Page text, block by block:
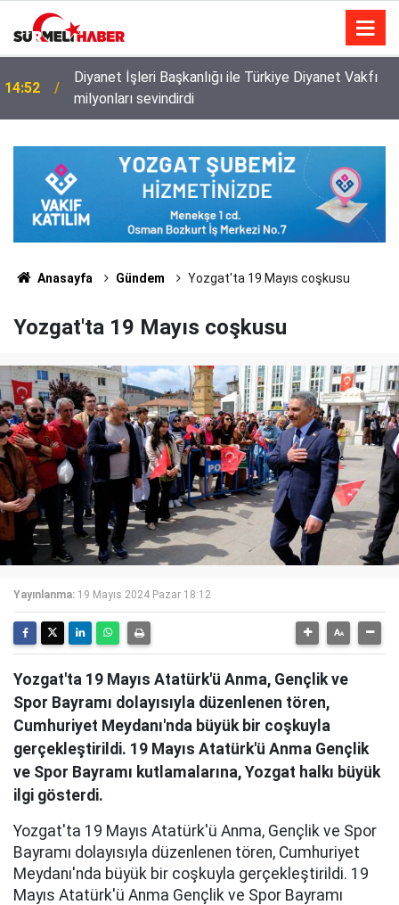
14:52
Diyanet İşleri Başkanlığı ile Türkiye Diyanet Vakfı
milyonları sevindirdi
Anasayfa Gündem Yozgat'ta 19 Mayıs coşkusu
Yozgat'ta 19 Mayıs coşkusu
Yayınlanma: 19 Mayıs 2024 Pazar 18:12
Yozgat'ta 19 Mayıs Atatürk'ü Anma, Gençlik ve
Spor Bayramı dolayısıyla düzenlenen tören,
Cumhuriyet Meydanı'nda büyük bir coşkuyla
gerçekleştirildi. 19 Mayıs Atatürk'ü Anma Gençlik
ve Spor Bayramı kutlamalarına, Yozgat halkı büyük
ilgi gösterdi.
Yozgat'ta 19 Mayıs Atatürk'ü Anma, Gençlik ve Spor
Bayramı dolayısıyla düzenlenen tören, Cumhuriyet
Meydanı'nda büyük bir coşkuyla gerçekleştirildi. 19
Mayıs Atatürk'ü Anma Gençlik ve Spor Bayramı